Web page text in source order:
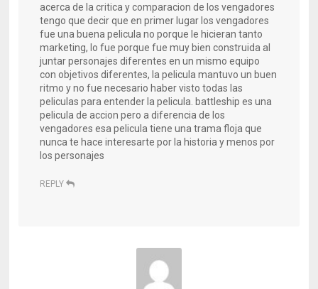
acerca de la critica y comparacion de los vengadores
tengo que decir que en primer lugar los vengadores
fue una buena pelicula no porque le hicieran tanto
marketing, lo fue porque fue muy bien construida al
juntar personajes diferentes en un mismo equipo
con objetivos diferentes, la pelicula mantuvo un buen
ritmo y no fue necesario haber visto todas las
peliculas para entender la pelicula. battleship es una
pelicula de accion pero a diferencia de los
vengadores esa pelicula tiene una trama floja que
nunca te hace interesarte por la historia y menos por
los personajes
REPLY